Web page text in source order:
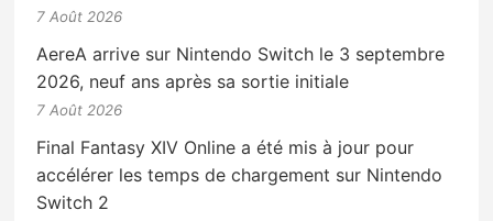
7 Août 2026
AereA arrive sur Nintendo Switch le 3 septembre
2026, neuf ans après sa sortie initiale
7 Août 2026
Final Fantasy XIV Online a été mis à jour pour
accélérer les temps de chargement sur Nintendo
Switch 2